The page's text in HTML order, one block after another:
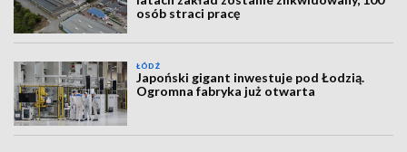
osób straci pracę
ŁÓDŹ
Japoński gigant inwestuje pod Łodzią.
Ogromna fabryka już otwarta